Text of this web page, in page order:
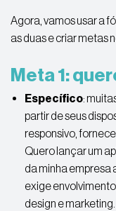
Agora, vamos usar a
as duas e criar metas
Meta 1:
Específico:
partir de seus
responsivo,
Quero lançar um
da minha empresa
exige
design e marketing.